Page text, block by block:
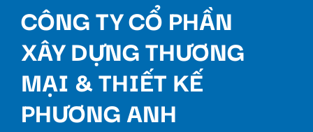
CÔNG TY CỔ PHẦN
XÂY DỰNG THƯƠNG
MẠI & THIẾT KẾ
PHƯƠNG ANH